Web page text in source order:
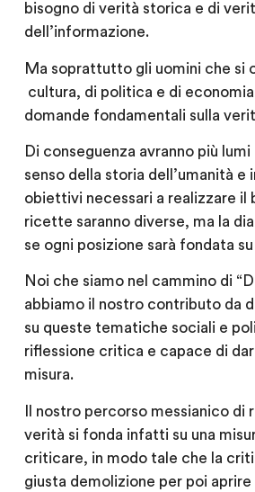
bisogno di verità storica e di
dell’informazione.
Ma soprattutto gli uomini che si
cultura, di politica e di
domande fondamentali sulla
Di conseguenza avranno più lumi
senso della storia dell’umanità e
obiettivi necessari a realizzare il
ricette saranno diverse, ma la
se ogni posizione sarà fondata
Noi che siamo nel cammino di
abbiamo il nostro contributo da
su queste tematiche sociali e
riflessione critica e capace di
misura.
Il nostro percorso messianico di
verità si fonda infatti su una
criticare, in modo tale che la
giusta demolizione per poi